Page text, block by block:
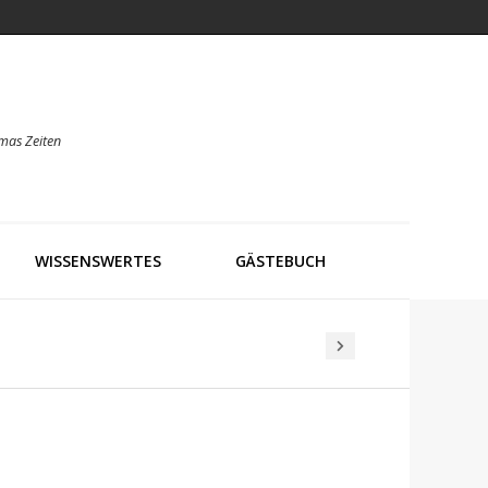
Zeiten
WISSENSWERTES GÄSTEBUCH